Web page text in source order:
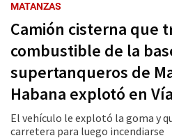
MATANZAS
Camión cisterna que
combustible de la
supertanqueros de
Habana explotó en
El vehículo le explotó la goma y
carretera para luego incendiarse